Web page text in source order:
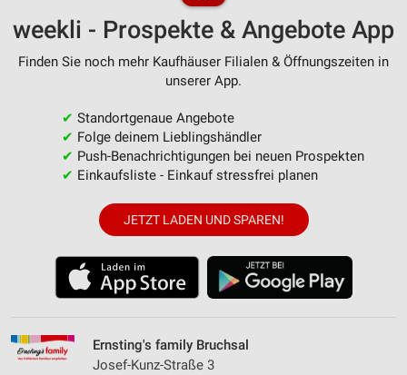
weekli - Prospekte & Angebote App
Finden Sie noch mehr Kaufhäuser Filialen & Öffnungszeiten in
unserer App.
✔ Standortgenaue Angebote
✔ Folge deinem Lieblingshändler
✔ Push-Benachrichtigungen bei neuen Prospekten
✔ Einkaufsliste - Einkauf stressfrei planen
JETZT LADEN UND SPAREN!
Ernsting's family Bruchsal
Josef-Kunz-Straße 3